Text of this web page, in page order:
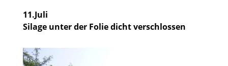
11.Juli
Silage unter der Folie dicht verschlossen